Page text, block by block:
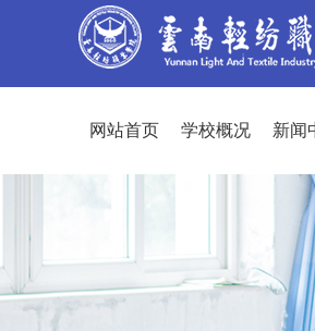
网站首页 学校概况 新闻